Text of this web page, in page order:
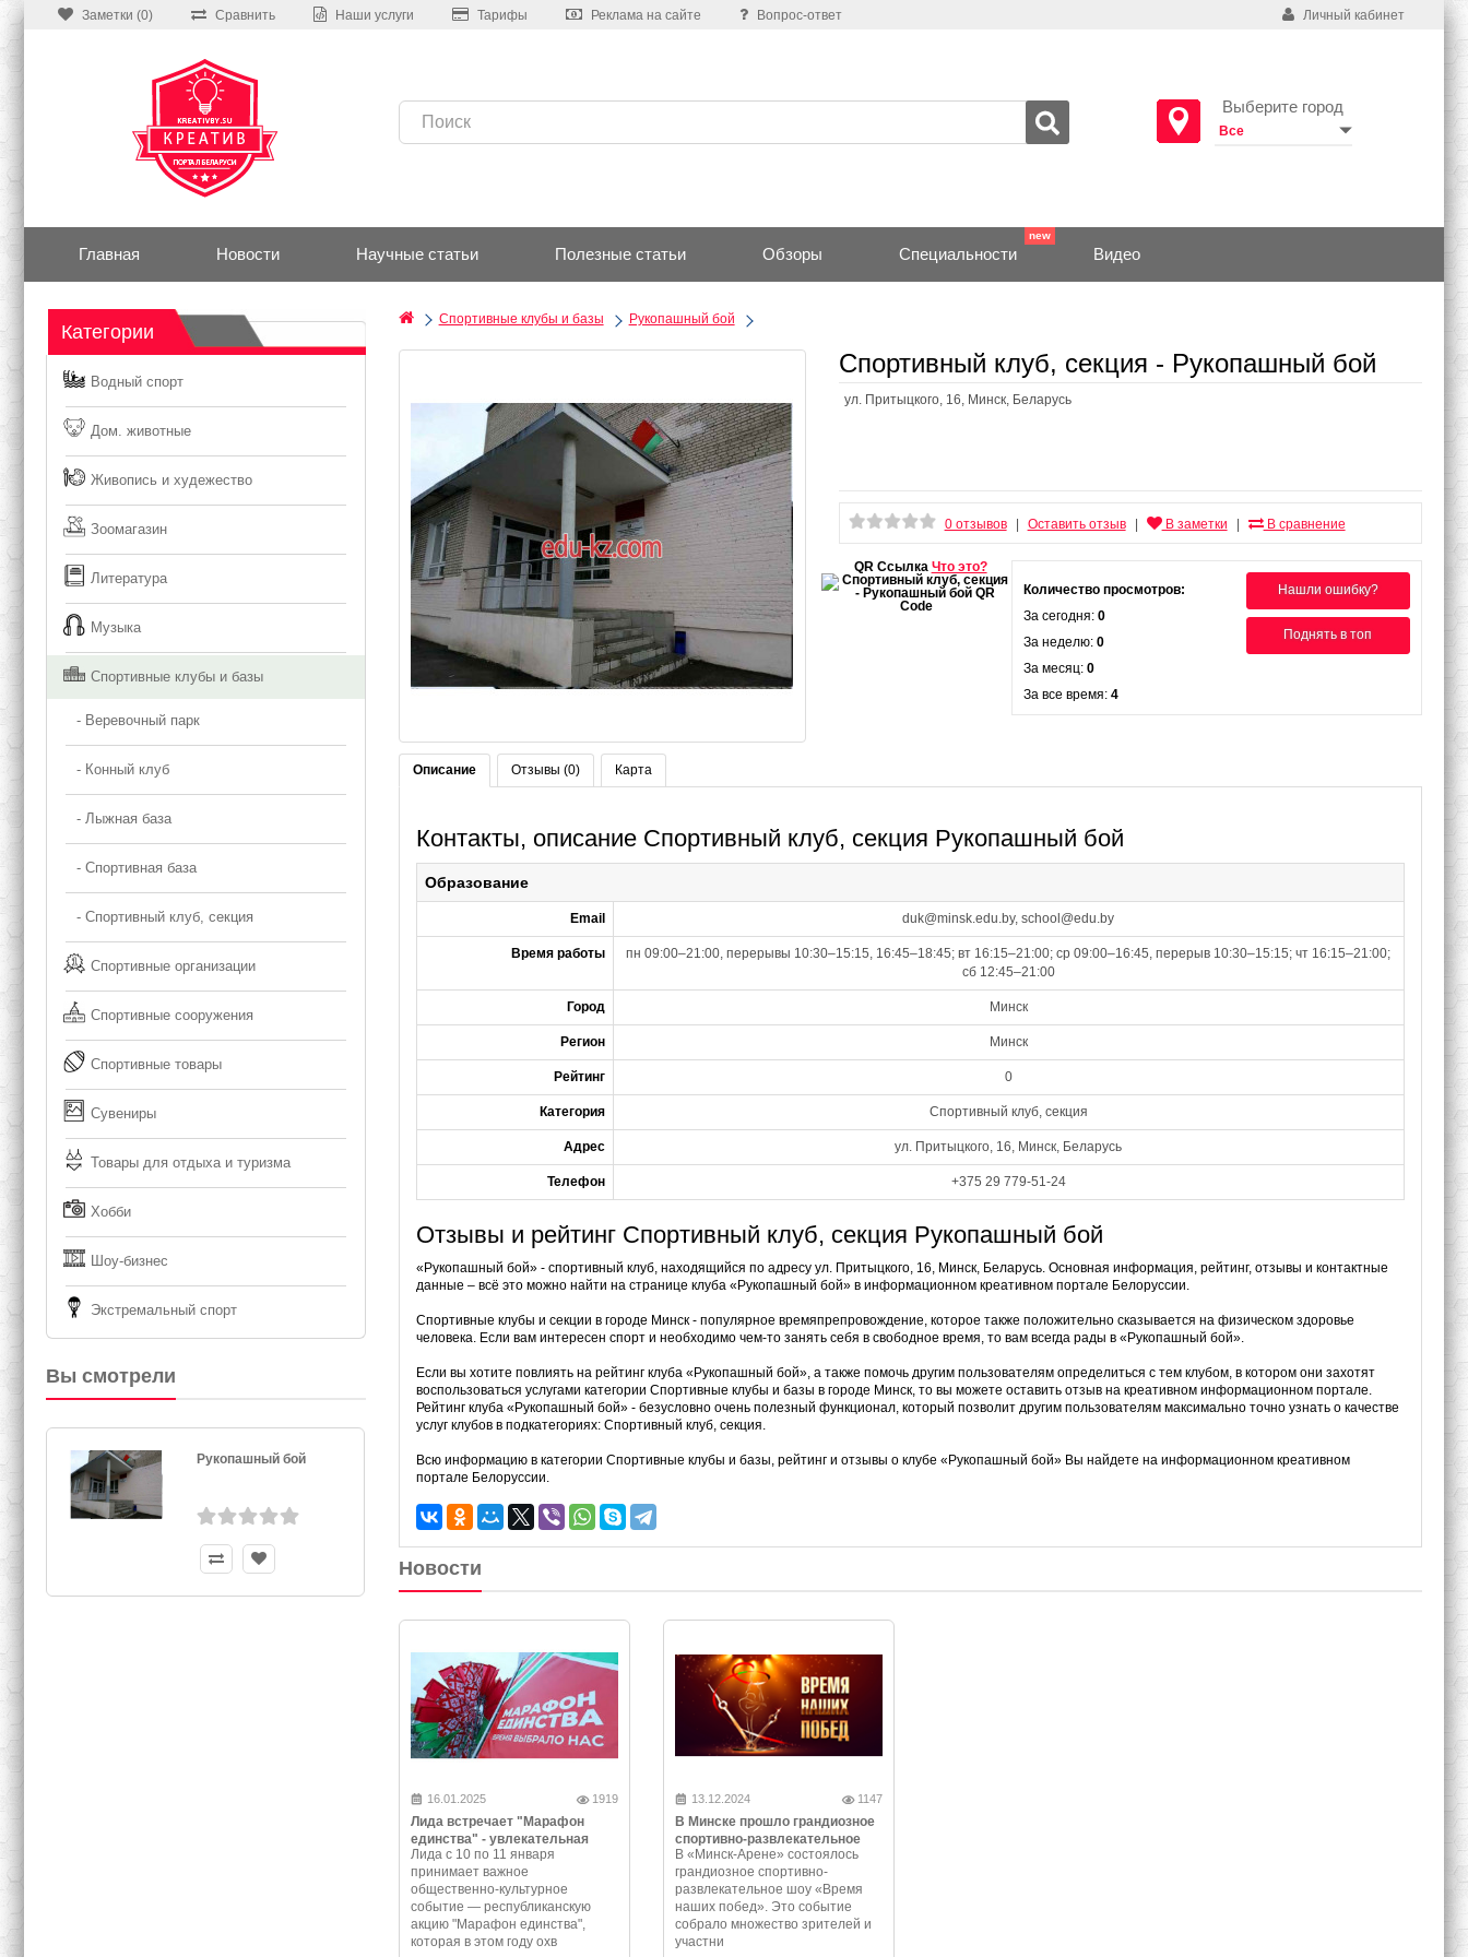
Заметки (0) Сравнить Наши услуги Тарифы Реклама на сайте Вопрос-ответ Личный кабинет
Выберите город
Главная Новости Научные статьи Полезные статьи Обзоры Специальности Видео
Категории
Водный спорт
Дом. животные
Живопись и худежество
Зоомагазин
Литература
Музыка
Спортивные клубы и базы
- Веревочный парк
- Конный клуб
- Лыжная база
- Спортивная база
- Спортивный клуб, секция
Спортивные организации
Спортивные сооружения
Спортивные товары
Сувениры
Товары для отдыха и туризма
Хобби
Шоу-бизнес
Экстремальный спорт
Вы смотрели
Рукопашный бой
Спортивные клубы и базы Рукопашный бой
Спортивный клуб, секция - Рукопашный бой
ул. Притыцкого, 16, Минск, Беларусь
0 отзывов Оставить отзыв В заметки В сравнение
QR Ссылка Что это?
Нашли ошибку?
Поднять в топ
Количество просмотров:
За сегодня: 0
За неделю: 0
За месяц: 0
За все время: 4
Описание Отзывы (0) Карта
Контакты, описание Спортивный клуб, секция Рукопашный бой
Образование
Email duk@minsk.edu.by, school@edu.by
Время работы
пн 09:00–21:00, перерывы 10:30–15:15, 16:45–18:45; вт 16:15–21:00; ср 09:00–16:45, перерыв 10:30–15:15; чт 16:15–21:00;
сб 12:45–21:00
Город Минск
Регион Минск
Рейтинг 0
Категория Спортивный клуб, секция
Адрес ул. Притыцкого, 16, Минск, Беларусь
Телефон +375 29 779-51-24
Отзывы и рейтинг Спортивный клуб, секция Рукопашный бой
«Рукопашный бой» - спортивный клуб, находящийся по адресу ул. Притыцкого, 16, Минск, Беларусь. Основная информация, рейтинг, отзывы и контактные
данные – всё это можно найти на странице клуба «Рукопашный бой» в информационном креативном портале Белоруссии.
Спортивные клубы и секции в городе Минск - популярное времяпрепровождение, которое также положительно сказывается на физическом здоровье
человека. Если вам интересен спорт и необходимо чем-то занять себя в свободное время, то вам всегда рады в «Рукопашный бой».
Если вы хотите повлиять на рейтинг клуба «Рукопашный бой», а также помочь другим пользователям определиться с тем клубом, в котором они захотят
воспользоваться услугами категории Спортивные клубы и базы в городе Минск, то вы можете оставить отзыв на креативном информационном портале.
Рейтинг клуба «Рукопашный бой» - безусловно очень полезный функционал, который позволит другим пользователям максимально точно узнать о качестве
услуг клубов в подкатегориях: Спортивный клуб, секция.
Всю информацию в категории Спортивные клубы и базы, рейтинг и отзывы о клубе «Рукопашный бой» Вы найдете на информационном креативном
портале Белоруссии.
Новости
16.01.2025 1919
Лида встречает "Марафон
единства" - увлекательная
программа и незабываемые
события
Лида с 10 по 11 января
принимает важное
общественно-культурное
событие — республиканскую
акцию "Марафон единства",
которая в этом году охв
13.12.2024 1147
В Минске прошло грандиозное
спортивно-развлекательное
шоу «Время наших побед»
В «Минск-Арене» состоялось
грандиозное спортивно-
развлекательное шоу «Время
наших побед». Это событие
собрало множество зрителей и
участни